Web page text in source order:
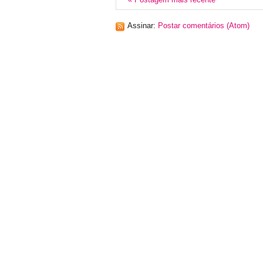
Assinar: Postar comentários (Atom)